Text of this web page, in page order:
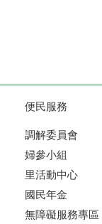
便民服務
調解委員會
婦參小組
里活動中心
國民年金
無障礙服務專區